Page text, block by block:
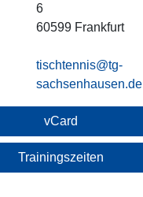
6
60599 Frankfurt
tischtennis@tg-
sachsenhausen.de
vCard
Trainingszeiten